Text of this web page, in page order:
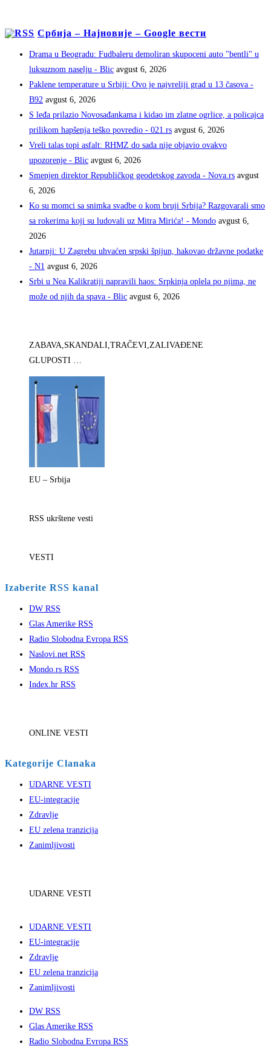
Србија – Најновије – Google вести
Drama u Beogradu: Fudbaleru demoliran skupoceni auto "bentli" u
luksuznom naselju - Blic avgust 6, 2026
Paklene temperature u Srbiji: Ovo je najvreliji grad u 13 časova -
B92 avgust 6, 2026
S leđa prilazio Novosađankama i kidao im zlatne ogrlice, a policajca
prilikom hapšenja teško povredio - 021.rs avgust 6, 2026
Vreli talas topi asfalt: RHMZ do sada nije objavio ovakvo
upozorenje - Blic avgust 6, 2026
Smenjen direktor Republičkog geodetskog zavoda - Nova.rs avgust
6, 2026
Ko su momci sa snimka svadbe o kom bruji Srbija? Razgovarali smo
sa rokerima koji su ludovali uz Mitra Mirića! - Mondo avgust 6,
2026
Jutarnji: U Zagrebu uhvaćen srpski špijun, hakovao državne podatke
- N1 avgust 6, 2026
Srbi u Nea Kalikratiji napravili haos: Srpkinja oplela po njima, ne
može od njih da spava - Blic avgust 6, 2026
ZABAVA,SKANDALI,TRAČEVI,ZALIVAĐENE
GLUPOSTI …
EU – Srbija
RSS ukrštene vesti
VESTI
Izaberite RSS kanal
DW RSS
Glas Amerike RSS
Radio Slobodna Evropa RSS
Naslovi.net RSS
Mondo.rs RSS
Index.hr RSS
ONLINE VESTI
Kategorije Clanaka
UDARNE VESTI
EU-integracije
Zdravlje
EU zelena tranzicija
Zanimljivosti
UDARNE VESTI
UDARNE VESTI
EU-integracije
Zdravlje
EU zelena tranzicija
Zanimljivosti
DW RSS
Glas Amerike RSS
Radio Slobodna Evropa RSS